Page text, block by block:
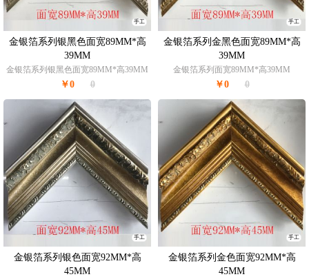
手工
金银箔系列银黑色面宽89MM*高
39MM
金银箔系列银黑色面宽89MM*高39MM
￥0 0
手工
金银箔系列金黑色面宽89MM*高
39MM
金银箔系列面宽89MM*高39MM
￥0 0
手工
金银箔系列银色面宽92MM*高
45MM
手工
金银箔系列金色面宽92MM*高
45MM